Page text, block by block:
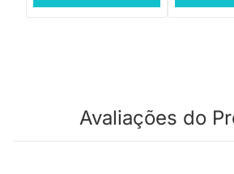
Avaliações do